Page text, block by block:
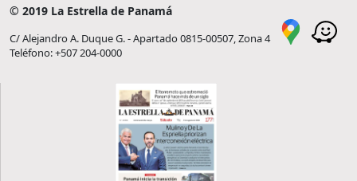
© 2019 La Estrella de Panamá
C/ Alejandro A. Duque G. - Apartado 0815-00507, Zona 4
Teléfono: +507 204-0000